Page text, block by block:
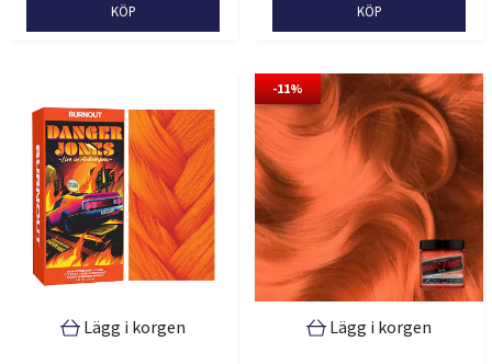
Lägg i korgen
-11%
Lägg i korgen